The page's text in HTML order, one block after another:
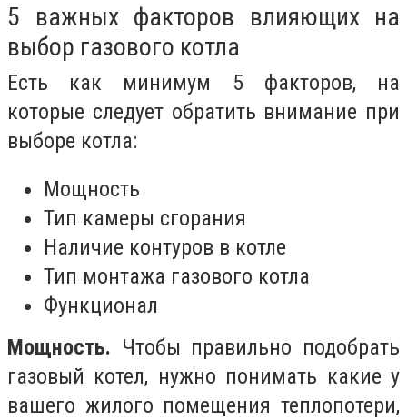
5 важных факторов влияющих на
выбор газового котла
Есть как минимум 5 факторов, на
которые следует обратить внимание при
выборе котла:
Мощность
Тип камеры сгорания
Наличие контуров в котле
Тип монтажа газового котла
Функционал
Мощность. Чтобы правильно подобрать
газовый котел, нужно понимать какие у
вашего жилого помещения теплопотери,